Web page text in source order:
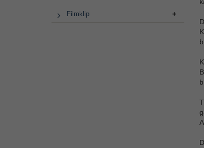
Filmklip